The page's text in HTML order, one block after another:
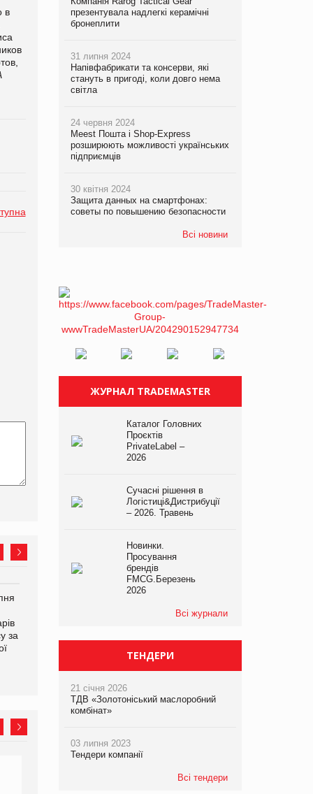
в
за
заморожені хлібобулочні
презентувала надлегкі керамічні
бронеплити
31 липня 2024
Напівфабрикати та консерви, які
стануть в пригоді, коли довго нема
світла
24 червня 2024
Meest Пошта і Shop-Express
розширюють можливості українських
підприємців
30 квітня 2024
Защита данных на смартфонах:
советы по повышению безопасности
Всі новини
ЖУРНАЛ TRADEMASTER
Каталог Головних
Проєктів
PrivateLabel –
2026
Сучасні рішення в
Логістиці&Дистрибуції
– 2026. Травень
Новинки.
Просування
брендів
FMCG.Березень
2026
Всі журнали
ТЕНДЕРИ
21 січня 2026
ТДВ «Золотоніський маслоробний
комбінат»
03 липня 2023
Тендери компанії
Всі тендери